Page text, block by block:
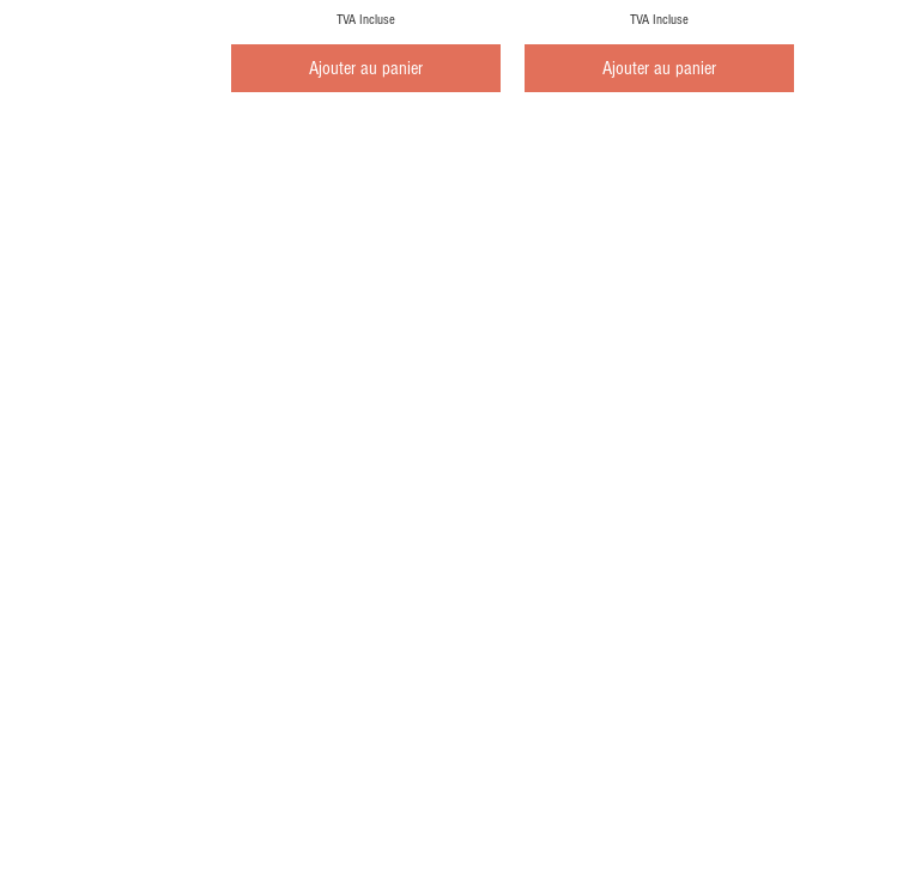
TVA Incluse
Ajouter au panier
TVA Incluse
Ajouter au panier